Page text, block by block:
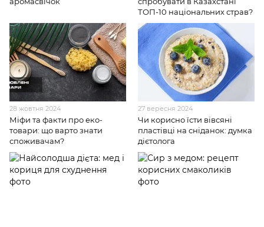
ТОП-10 національних страв?
28 жовтня 2024
Міфи та факти про еко-
товари: що варто знати
споживачам?
27 вересня 2024
Чи корисно їсти вівсяні
пластівці на сніданок: думка
дієтолога